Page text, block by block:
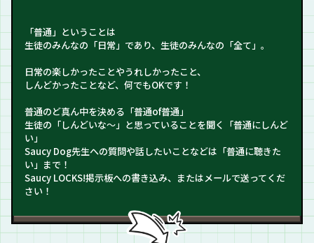
「普通」ということは
生徒のみんなの「日常」であり、生徒のみんなの「全て」。
日常の楽しかったことやうれしかったこと、
しんどかったことなど、何でもOKです！
普通のど真ん中を決める「普通of普通」
生徒の「しんどいな～」と思っていることを聞く「普通にしんど
い」
Saucy Dog先生への質問や話したいことなどは「普通に聴きた
い」まで！
Saucy LOCKS!掲示板への書き込み、またはメールで送ってくだ
さい！